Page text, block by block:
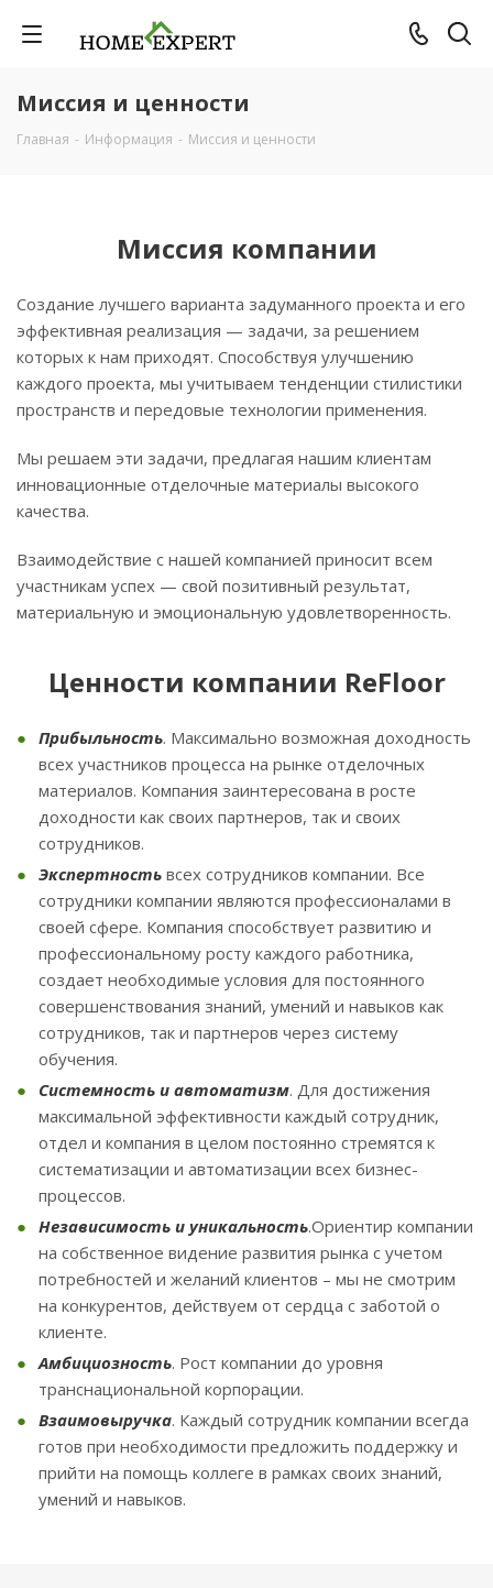
Миссия и ценности
Главная - Информация - Миссия и ценности
Миссия компании
Создание лучшего варианта задуманного проекта и его
эффективная реализация — задачи, за решением
которых к нам приходят. Способствуя улучшению
каждого проекта, мы учитываем тенденции стилистики
пространств и передовые технологии применения.
Мы решаем эти задачи, предлагая нашим клиентам
инновационные отделочные материалы высокого
качества.
Взаимодействие с нашей компанией приносит всем
участникам успех — свой позитивный результат,
материальную и эмоциональную удовлетворенность.
Ценности компании ReFloor
Прибыльность. Максимально возможная доходность
всех участников процесса на рынке отделочных
материалов. Компания заинтересована в росте
доходности как своих партнеров, так и своих
сотрудников.
Экспертность всех сотрудников компании. Все
сотрудники компании являются профессионалами в
своей сфере. Компания способствует развитию и
профессиональному росту каждого работника,
создает необходимые условия для постоянного
совершенствования знаний, умений и навыков как
сотрудников, так и партнеров через систему
обучения.
Системность и автоматизм. Для достижения
максимальной эффективности каждый сотрудник,
отдел и компания в целом постоянно стремятся к
систематизации и автоматизации всех бизнес-
процессов.
Независимость и уникальность.Ориентир компании
на собственное видение развития рынка с учетом
потребностей и желаний клиентов – мы не смотрим
на конкурентов, действуем от сердца с заботой о
клиенте.
Амбициозность. Рост компании до уровня
транснациональной корпорации.
Взаимовыручка. Каждый сотрудник компании всегда
готов при необходимости предложить поддержку и
прийти на помощь коллеге в рамках своих знаний,
умений и навыков.